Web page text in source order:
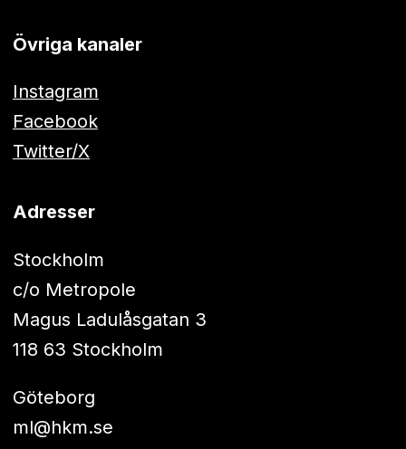
Övriga kanaler
Instagram
Facebook
Twitter/X
Adresser
Stockholm
c/o Metropole
Magus Ladulåsgatan 3
118 63 Stockholm
Göteborg
ml@hkm.se